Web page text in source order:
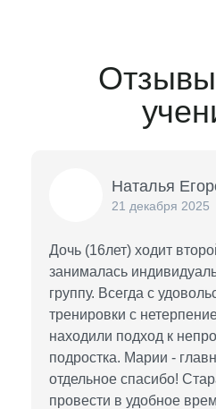
Наталья
21 декабря 2025
Дочь (16лет) ходит
занималась
группу. Всегда с
тренировки с
находили подход к
подростка. Марии -
отдельное спасибо!
провести в удобное